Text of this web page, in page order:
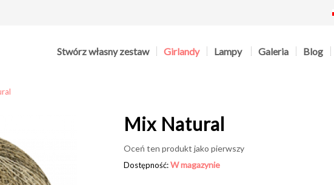
Stwórz własny zestaw Girlandy Lampy Galeria Blog
Mix Natural
Oceń ten produkt jako pierwszy
Dostępność:W magazynie